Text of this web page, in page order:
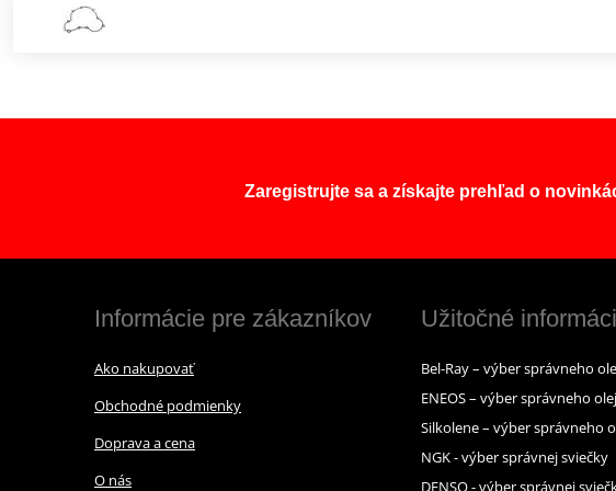
Zaregistrujte sa a získajte prehľad o
Informácie pre zákazníkov
Ako nakupovať
Obchodné podmienky
Doprava a cena
O nás
Užitočné
Bel-Ray – výber správneho
ENEOS – výber správneho
Silkolene – výber správneho
NGK - výber správnej sviečky
DENSO - výber správnej